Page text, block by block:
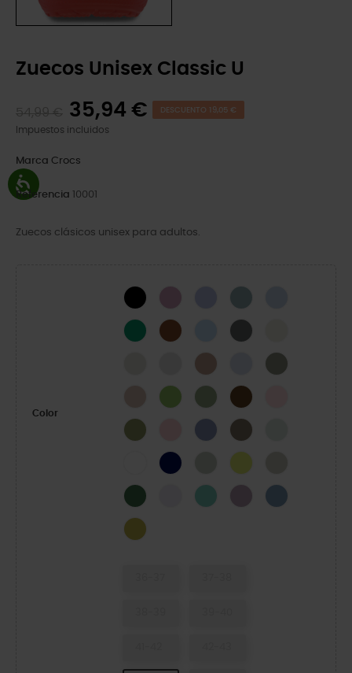
Zuecos Unisex Classic U
35,94 € DESCUENTO 19,05 €
Impuestos incluidos
Marca Crocs
Referencia 10001
Zuecos clásicos unisex para adultos.
Color
Black HydrangeaMystic Purple
Pond
Green IvyCognac Blue FrostSlate Grey
Atmosphere
Latte Dreamscape
Elephant
Kiwi Moss-XCoffee
Army GreenPowder PinkBlue HazeTaupe
Navy Acidity
Field GreenGrape IceRetro Dusty LilacAstro Blue
Meadow